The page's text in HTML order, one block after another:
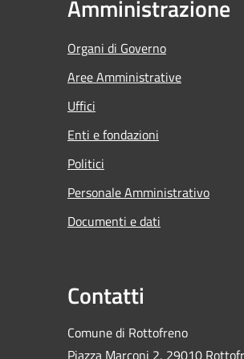
Amministrazione
Organi di Governo
Aree Amministrative
Uffici
Enti e fondazioni
Politici
Personale Amministrativo
Documenti e dati
Contatti
Comune di Rottofreno
Piazza Marconi 2, 29010